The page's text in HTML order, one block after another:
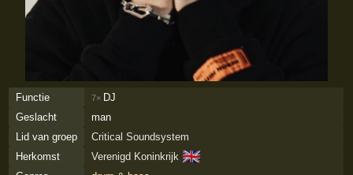
Functie 7× DJ
Geslacht
man
Lid van groep
Critical Soundsystem
Herkomst
Verenigd Koninkrijk 🇬🇧